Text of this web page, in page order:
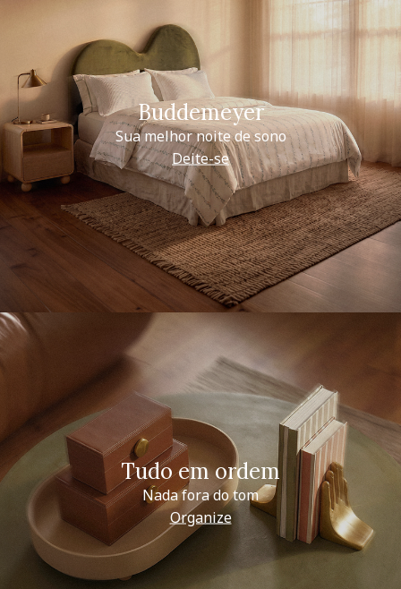
Buddemeyer
Sua melhor noite de sono
Deite-se
Tudo em ordem
Nada fora do tom
Organize